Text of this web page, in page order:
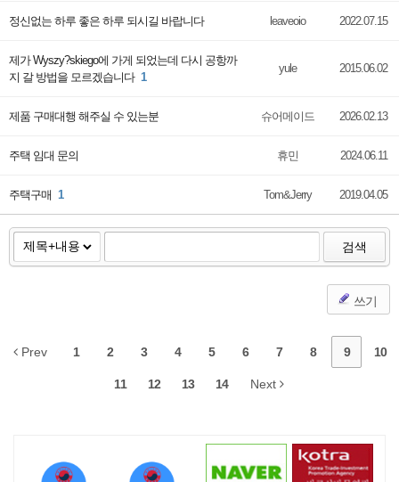
정신없는 하루 좋은 하루 되시길 바랍니다 leaveoio 2022.07.15
제가 Wyszy?skiego에 가게 되었는데 다시 공항까
지 갈 방법을 모르겠습니다 1
yule 2015.06.02
제품 구매대행 해주실 수 있는분 슈어메이드 2026.02.13
주택 임대 문의 휴민 2024.06.11
주택구매 1 Tom&Jerry 2019.04.05
검색
쓰기
Prev 1 2 3 4 5 6 7 8 9 10
11 12 13 14 Next